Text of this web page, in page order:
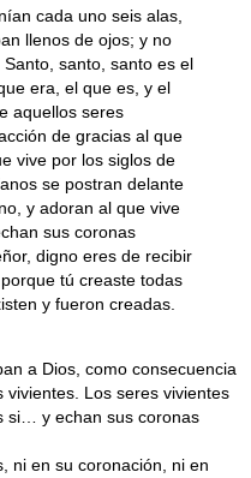
cada uno seis alas,
llenos de ojos; y no
santo, santo es el
era, el que es, y el
aquellos seres
de gracias al que
vive por los siglos de
se postran delante
y adoran al que vive
sus coronas
digno eres de recibir
tú creaste todas
y fueron creadas.
a Dios, como consecuencia
vivientes. Los seres vivientes
si… y echan sus coronas
ni en su coronación, ni en